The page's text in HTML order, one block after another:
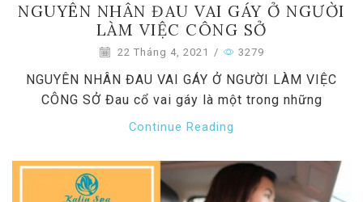
NGUYÊN NHÂN ĐAU VAI GÁY Ở NGƯỜI
LÀM VIỆC CÔNG SỞ
22 Tháng 4, 2021 / 3279
NGUYÊN NHÂN ĐAU VAI GÁY Ở NGƯỜI LÀM VIỆC
CÔNG SỞ Đau cổ vai gáy là một trong những
Continue Reading